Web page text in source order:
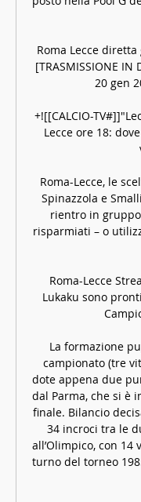
Roma Lecce
[TRASMISSIONE
20 gen
+![[CALCIO-
Lecce ore 18:
Roma-Lecce, le
Spinazzola e
rientro in
risparmiati – o
Roma-Lecce
Lukaku sono
La formazione
campionato (tre
dote appena due
dal Parma, che si è
finale. Bilancio
34 incroci tra le
all’Olimpico, con
turno del torneo